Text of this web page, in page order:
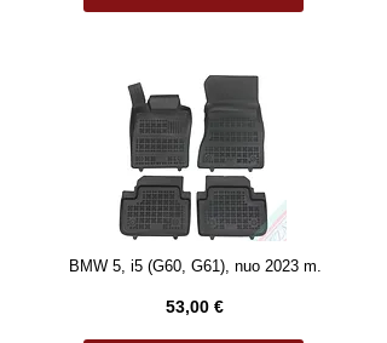
BMW 5, i5 (G60, G61), nuo 2023 m.
53,00 €